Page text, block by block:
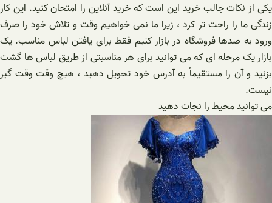
یکی از نکات جالب خرید این است که خرید آنلاین را امتحان کنید. این کار
زندگی ما را راحت تر کرد ، زیرا ما نمی خواهیم وقت و تلاش خود را صرف
ورود به صدها فروشگاه در بازار کنیم فقط برای یافتن لباس مناسب. یک
بازار یک مرحله ای که می توانید برای هر مناسبتی از طریق لباس ها گشت
بزنید و آن را مستقیماً به آدرس خود تحویل دهید ، هیچ وقت وقت گیر
نیست.
می توانید محیط را نجات دهید